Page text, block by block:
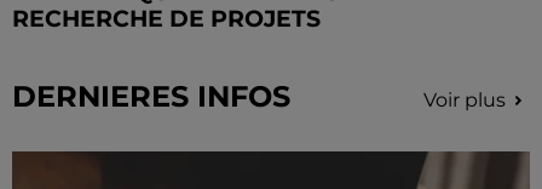
RECHERCHE DE PROJETS
DERNIERES INFOS Voir plus